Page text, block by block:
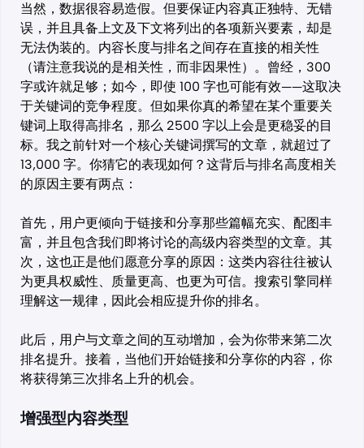
当然，数据很容易造假。但要保证内容真正独特、无错
误，并且具备上文及下文将列出的各项新兴要素，却是
无法伪装的。内容长度与排名之间存在直接的相关性
（请注意我说的是相关性，而非因果性）。曾经，300
字或许就足够；如今，即使 100 字也可能有效——这取决
于关键词的竞争程度。但如果你真的希望在某个重要关
键词上取得高排名，那么 2500 字以上会是更稳妥的目
标。我之前针对一个核心关键词撰写的文章，就超过了
13,000 字。你猜它的表现如何？这背后与排名高度相关
的原因主要有两点：
首先，用户更倾向于链接和分享那些篇幅充实、配图丰
富，并且包含我们即将讨论的高级内容类型的文章。其
次，这也正是他们愿意分享的原因：这类内容往往被认
为更具权威性、质量更高、也更为可信。搜索引擎同样
理解这一规律，因此会相应提升你的排名。
此后，用户与文章之间的互动增加，会为你带来第二次
排名提升。接着，当他们开始链接和分享你的内容，你
将获得第三次排名上升的机会。
增强型内容类型